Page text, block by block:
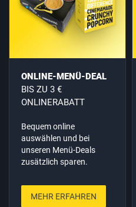
ONLINE-MENÜ-DEAL
BIS ZU 3 €
ONLINERABATT
Bequem online
auswählen und bei
unseren Menü-Deals
zusätzlich sparen.
MEHR ERFAHREN